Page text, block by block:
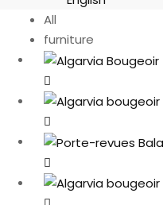
All
furniture